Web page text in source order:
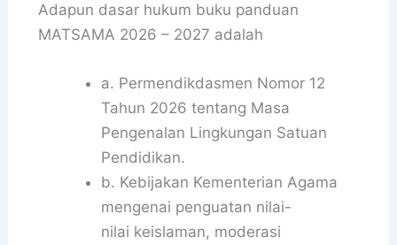
Adapun dasar hukum buku panduan
MATSAMA 2026 – 2027 adalah
a. Permendikdasmen Nomor 12
Tahun 2026 tentang Masa
Pengenalan Lingkungan Satuan
Pendidikan.
b. Kebijakan Kementerian Agama
mengenai penguatan nilai-
nilai keislaman, moderasi